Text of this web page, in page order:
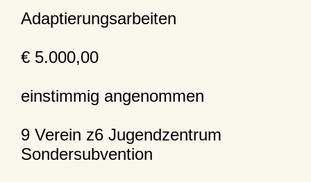
Adaptierungsarbeiten
€ 5.000,00
einstimmig angenommen
9 Verein z6 Jugendzentrum
Sondersubvention